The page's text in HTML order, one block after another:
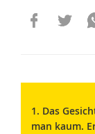
1. Das
man kaum.